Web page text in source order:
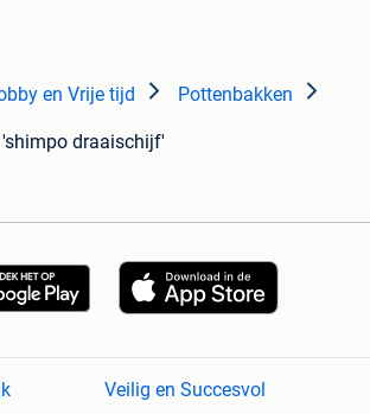
en Vrije tijd Pottenbakken
draaischijf'
Veilig en Succesvol